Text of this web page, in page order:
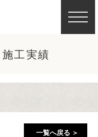
工実績
一覧へ戻る ＞